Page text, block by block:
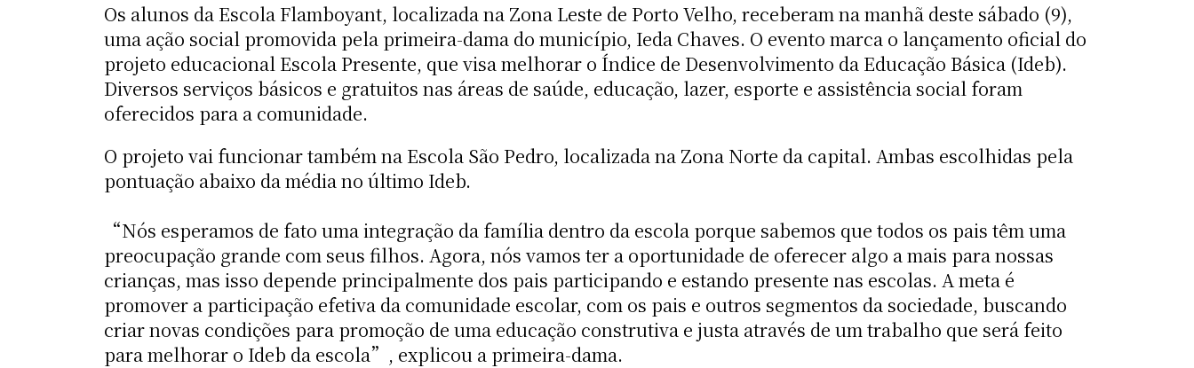
Os alunos da Escola Flamboyant, localizada na Zona Leste de Porto Velho, receberam na manhã deste sábado (9),
uma ação social promovida pela primeira-dama do município, Ieda Chaves. O evento marca o lançamento oficial do
projeto educacional Escola Presente, que visa melhorar o Índice de Desenvolvimento da Educação Básica (Ideb).
Diversos serviços básicos e gratuitos nas áreas de saúde, educação, lazer, esporte e assistência social foram
oferecidos para a comunidade.
O projeto vai funcionar também na Escola São Pedro, localizada na Zona Norte da capital. Ambas escolhidas pela
pontuação abaixo da média no último Ideb.
“Nós esperamos de fato uma integração da família dentro da escola porque sabemos que todos os pais têm uma
preocupação grande com seus filhos. Agora, nós vamos ter a oportunidade de oferecer algo a mais para nossas
crianças, mas isso depende principalmente dos pais participando e estando presente nas escolas. A meta é
promover a participação efetiva da comunidade escolar, com os pais e outros segmentos da sociedade, buscando
criar novas condições para promoção de uma educação construtiva e justa através de um trabalho que será feito
para melhorar o Ideb da escola”, explicou a primeira-dama.